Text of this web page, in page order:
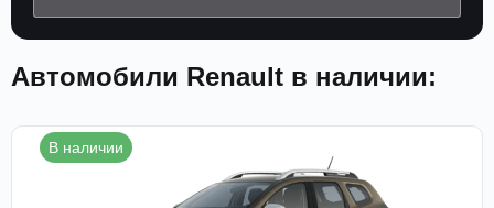
Автомобили Renault в наличии:
В наличии